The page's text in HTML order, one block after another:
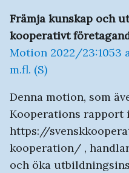
Främja kunskap och
kooperativt
Motion 2022/23:1053
m.fl. (S)
Denna motion, som
Kooperations rapport
https://
kooperation/ ,
och öka